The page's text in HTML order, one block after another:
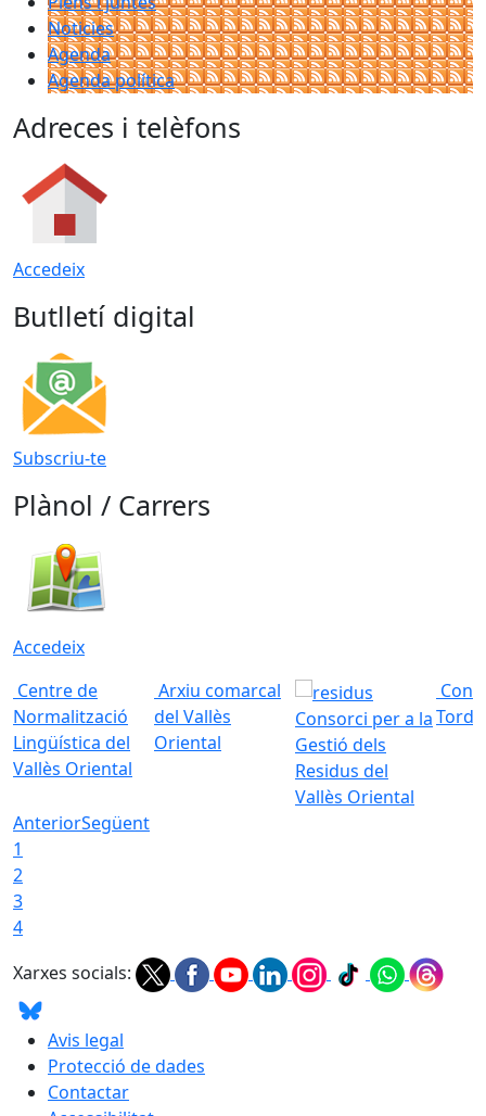
Noticies
Agenda
Agenda política
Adreces i telèfons
Accedeix
Butlletí digital
Subscriu-te
Plànol / Carrers
Accedeix
Centre de
Normalització
Lingüística del
Vallès Oriental
Arxiu comarcal
del Vallès
Oriental
Consorci per a la
Gestió dels
Residus del
Vallès Oriental
AnteriorSegüent
1
2
3
4
Xarxes socials:
Avis legal
Protecció de dades
Contactar